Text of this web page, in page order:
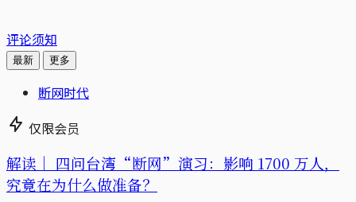
评论须知
最新 更多
断网时代
仅限会员
解读｜ 四问台湾“断网”演习：影响 1700 万人，
究竟在为什么做准备？